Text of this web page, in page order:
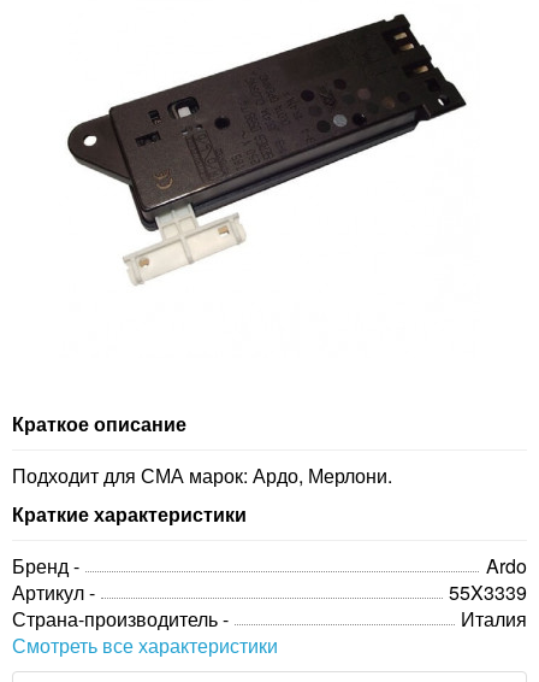
Краткое описание
Подходит для СМА марок: Ардо, Мерлони.
Краткие характеристики
Бренд -
Ardo
Артикул -
55X3339
Страна-производитель -
Италия
Смотреть все характеристики